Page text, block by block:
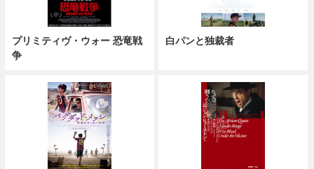
プリミティヴ・ウォー 恐竜戦
争
白パンと独裁者